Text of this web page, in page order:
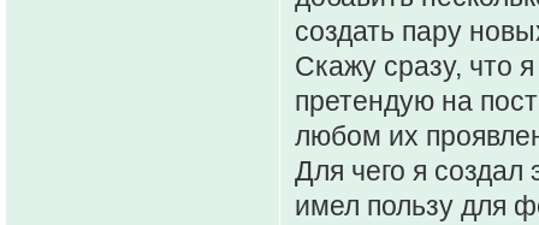
создать пару
Скажу сразу, что
претендую на
любом их
Для чего я создал
имел пользу для